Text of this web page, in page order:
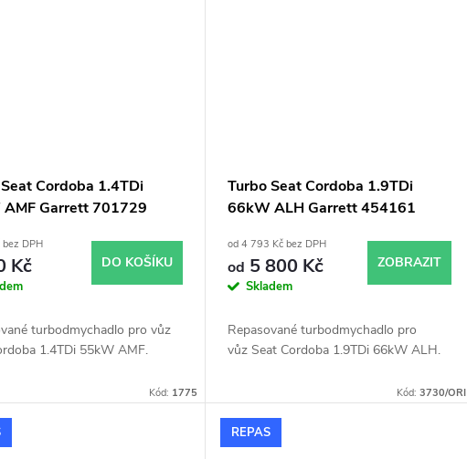
Cordoba 1.4TDi
Garrett 701729
DPH
Kč DO KOŠÍKU
turbodmychadlo pro vůz
1.4TDi 55kW AMF.
Kód: 1775
Turbo Seat Cordoba 1.9TDi
66kW ALH Garrett 454161
od 4 793 Kč bez DPH
od 5 800 Kč
Skladem
ZOBRAZIT
Repasované turbodmychadlo pro
vůz Seat Cordoba 1.9TDi 66kW ALH.
Kód: 3730/ORI
REPAS